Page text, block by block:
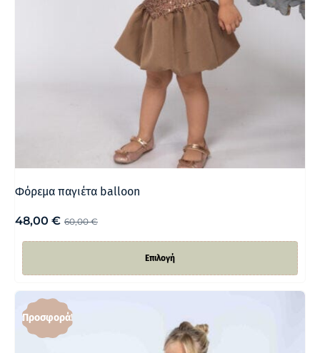
Φόρεμα παγιέτα balloon
60,00€
48,00 €
Επιλογή
Προσφορά!